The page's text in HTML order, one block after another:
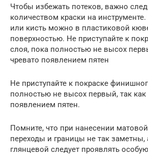
Чтобы избежать потеков, важно
количеством краски на
или кисть можно в пластиковой
поверхностью. Не приступайте к
слоя, пока полностью не высох
чревато появлением пятен
Не приступайте к покраске
полностью не высох первый, так как
появлением пятен.
Помните, что при нанесении
переходы и границы не так заметны,
глянцевой следует проявлять